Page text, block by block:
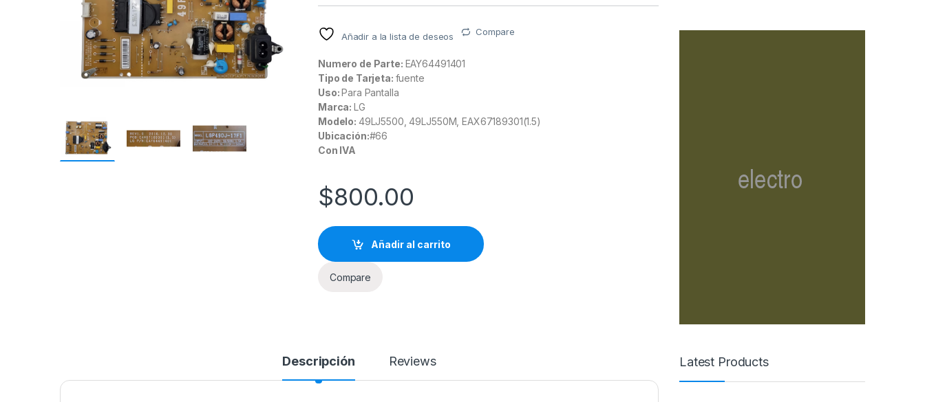
Añadir a la lista de deseos Compare
Numero de Parte: EAY64491401
Tipo de Tarjeta: fuente
Uso:Para Pantalla
Marca:LG
Modelo: 49LJ5500, 49LJ550M, EAX67189301(1.5)
Ubicación:#66
Con IVA
$800.00
Añadir al carrito
Compare
Descripción Reviews Latest Products